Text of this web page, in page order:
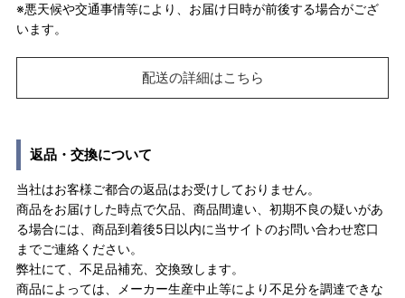
※悪天候や交通事情等により、お届け日時が前後する場合がござ
います。
配送の詳細はこちら
返品・交換について
当社はお客様ご都合の返品はお受けしておりません。
商品をお届けした時点で欠品、商品間違い、初期不良の疑いがあ
る場合には、商品到着後5日以内に当サイトのお問い合わせ窓口
までご連絡ください。
弊社にて、不足品補充、交換致します。
商品によっては、メーカー生産中止等により不足分を調達できな